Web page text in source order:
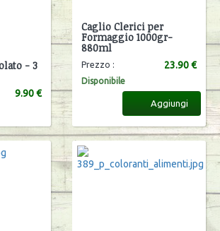
- 3
9.90 €
Caglio Clerici per
Formaggio 1000gr-
880ml
Prezzo : 23.90 €
Disponibile
Aggiungi